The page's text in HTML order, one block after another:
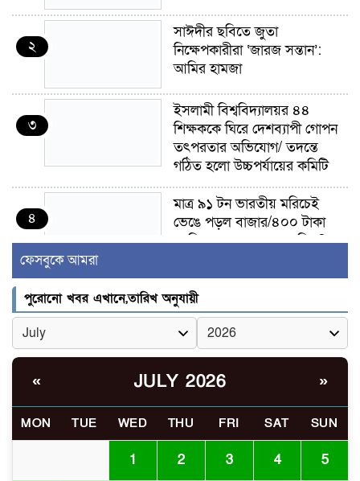
২
সাঈদীর ছবিতে জুতা
নিক্ষেপকারীরা ‘জারজ সন্তান’:
আমির হামজা
৩
ইসলামী বিশ্ববিদ্যালয়র ৪৪
শিক্ষককে ঘিরে দেশব্যাপী গোপন
তৎপরতার অভিযোগ/ তদন্তে
গঠিত হলো উচ্চপর্যায়ের কমিটি
৪
মাত্র ৯১ টন ভারতীয় মরিচেই
ভেঙে পড়ল বাজার/৪০০ টাকা
কেজি দাম কে ধরে রেখেছিল?
৫
জুলাই আন্দোলন ছিল সম্মিলিত,
লক্ষ্য হওয়া উচিত ঐক্য ও
রাষ্ট্রগঠন
ভোরে ঝিনাইদহ সীমান্তে জটলা
দেখে বিএসএফের রাবার বুলেট,
চুয়াডাঙ্গা/ প্রথম স্ত্রীকে নিয়ে
মালয়েশিয়ায়, দ্বিতীয় স্ত্রী
ফেসবুকে আমরা
পুরোনো খবর এখানে,তারিখ অনুযায়ী
« JULY 2026 »
MON TUE WED THU FRI SAT SUN
1 2 3 4 5